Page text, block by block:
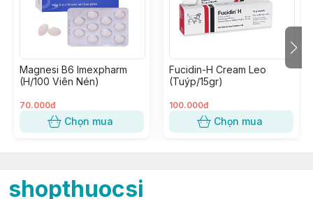
Magnesi B6 Imexpharm
(H/100 Viên Nén)
70.000đ
Chọn mua
Fucidin-H Cream Leo
(Tuýp/15gr)
100.000đ
Chọn mua
shopthuocsi